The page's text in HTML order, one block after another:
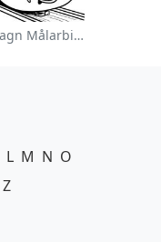
Färgglad Tågvagn Målarbild
L M N O
Z